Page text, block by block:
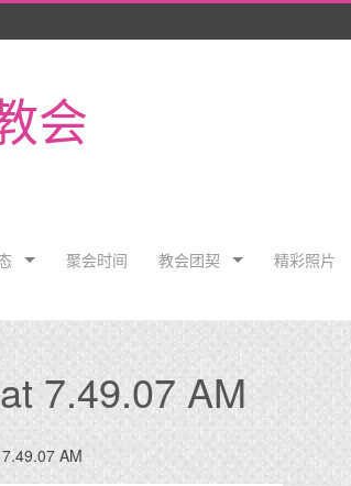
会
聚会时间 教会团契 精彩照片
7.49.07 AM
AM